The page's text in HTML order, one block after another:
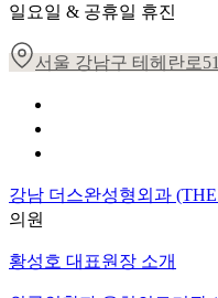
일요일 & 공휴일 휴진
서울 강남구 테헤란로
강남 더스완성형외과
의원
황성호 대표원장 소개